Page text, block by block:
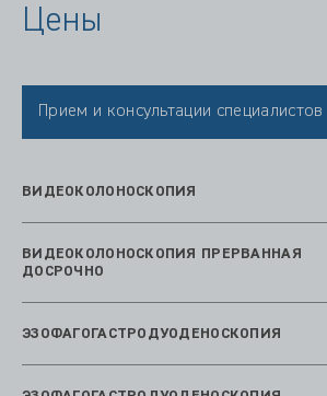
Цены
Прием и консультации специалистов
ВИДЕОКОЛОНОСКОПИЯ
ВИДЕОКОЛОНОСКОПИЯ ПРЕРВАННАЯ
ДОСРОЧНО
ЭЗОФАГОГАСТРОДУОДЕНОСКОПИЯ